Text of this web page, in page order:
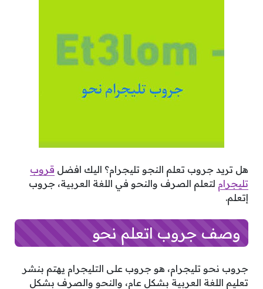
هل تريد جروب تعلم النجو تليجرام؟ اليك افضل قروب
تليجرام لتعلم الصرف والنحو في اللغة العربية، جروب
إتعلم.
وصف جروب اتعلم نحو
جروب نحو تليجرام، هو جروب على التليجرام يهتم بنشر
تعليم اللغة العربية بشكل عام، والنحو والصرف بشكل